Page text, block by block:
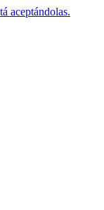
aceptándolas.